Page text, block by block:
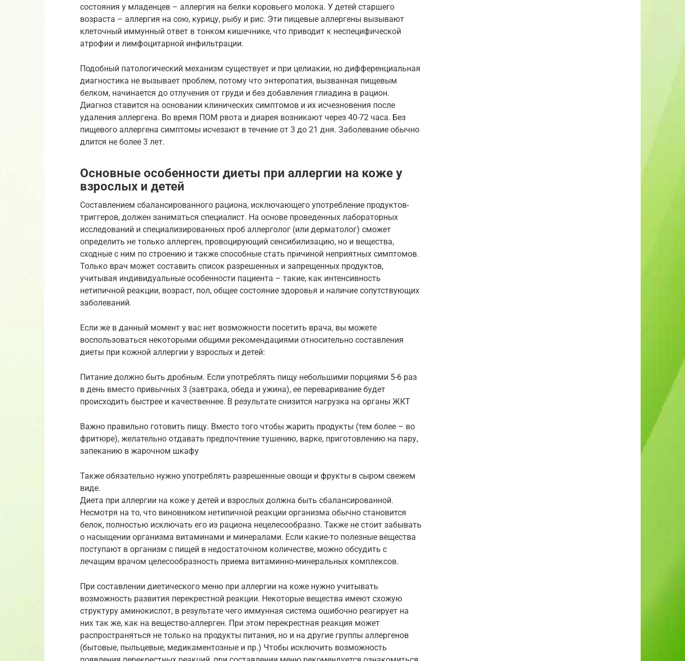
состояния у младенцев – аллергия на белки коровьего молока. У детей старшего
возраста – аллергия на сою, курицу, рыбу и рис. Эти пищевые аллергены вызывают
клеточный иммунный ответ в тонком кишечнике, что приводит к неспецифической
атрофии и лимфоцитарной инфильтрации.
Подобный патологический механизм существует и при целиакии, но дифференциальная
диагностика не вызывает проблем, потому что энтеропатия, вызванная пищевым
белком, начинается до отлучения от груди и без добавления глиадина в рацион.
Диагноз ставится на основании клинических симптомов и их исчезновения после
удаления аллергена. Во время ПОМ рвота и диарея возникают через 40-72 часа. Без
пищевого аллергена симптомы исчезают в течение от 3 до 21 дня. Заболевание обычно
длится не более 3 лет.
Основные особенности диеты при аллергии на коже у
взрослых и детей
Составлением сбалансированного рациона, исключающего употребление продуктов-
триггеров, должен заниматься специалист. На основе проведенных лабораторных
исследований и специализированных проб аллерголог (или дерматолог) сможет
определить не только аллерген, провоцирующий сенсибилизацию, но и вещества,
сходные с ним по строению и также способные стать причиной неприятных симптомов.
Только врач может составить список разрешенных и запрещенных продуктов,
учитывая индивидуальные особенности пациента – такие, как интенсивность
нетипичной реакции, возраст, пол, общее состояние здоровья и наличие сопутствующих
заболеваний.
Если же в данный момент у вас нет возможности посетить врача, вы можете
воспользоваться некоторыми общими рекомендациями относительно составления
диеты при кожной аллергии у взрослых и детей:
Питание должно быть дробным. Если употреблять пищу небольшими порциями 5-6 раз
в день вместо привычных 3 (завтрака, обеда и ужина), ее переваривание будет
происходить быстрее и качественнее. В результате снизится нагрузка на органы ЖКТ
Важно правильно готовить пищу. Вместо того чтобы жарить продукты (тем более – во
фритюре), желательно отдавать предпочтение тушению, варке, приготовлению на пару,
запеканию в жарочном шкафу
Также обязательно нужно употреблять разрешенные овощи и фрукты в сыром свежем
виде.
Диета при аллергии на коже у детей и взрослых должна быть сбалансированной.
Несмотря на то, что виновником нетипичной реакции организма обычно становится
белок, полностью исключать его из рациона нецелесообразно. Также не стоит забывать
о насыщении организма витаминами и минералами. Если какие-то полезные вещества
поступают в организм с пищей в недостаточном количестве, можно обсудить с
лечащим врачом целесообразность приема витаминно-минеральных комплексов.
При составлении диетического меню при аллергии на коже нужно учитывать
возможность развития перекрестной реакции. Некоторые вещества имеют схожую
структуру аминокислот, в результате чего иммунная система ошибочно реагирует на
них так же, как на вещество-аллерген. При этом перекрестная реакция может
распространяться не только на продукты питания, но и на другие группы аллергенов
(бытовые, пыльцевые, медикаментозные и пр.) Чтобы исключить возможность